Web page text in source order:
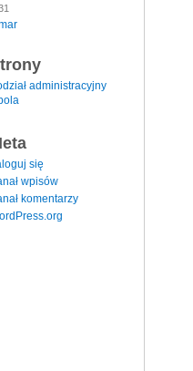
administracyjny
się
wpisów
komentarzy